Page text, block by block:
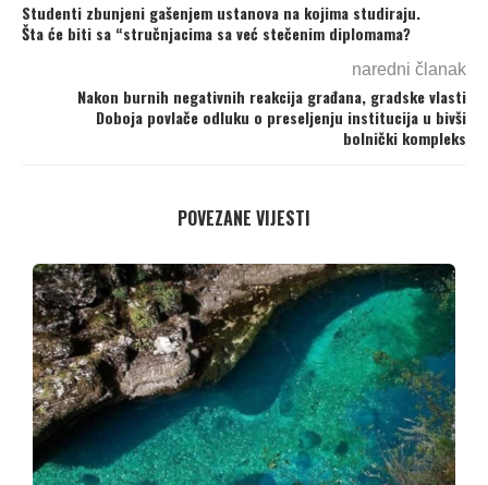
Studenti zbunjeni gašenjem ustanova na kojima studiraju.
Šta će biti sa “stručnjacima sa već stečenim diplomama?
naredni članak
Nakon burnih negativnih reakcija građana, gradske vlasti
Doboja povlače odluku o preseljenju institucija u bivši
bolnički kompleks
POVEZANE VIJESTI